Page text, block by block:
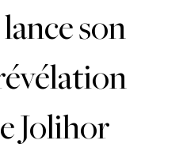
son
Jolihor